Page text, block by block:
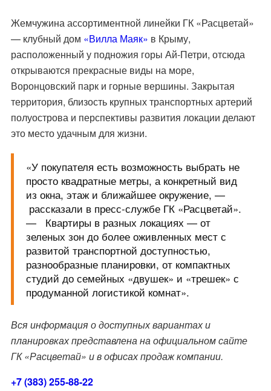
Жемчужина ассортиментной линейки ГК «Расцветай»
— клубный дом «Вилла Маяк» в Крыму,
расположенный у подножия горы Ай-Петри, отсюда
открываются прекрасные виды на море,
Воронцовский парк и горные вершины. Закрытая
территория, близость крупных транспортных артерий
полуострова и перспективы развития локации делают
это место удачным для жизни.
«У покупателя есть возможность выбрать не
просто квадратные метры, а конкретный вид
из окна, этаж и ближайшее окружение, —
рассказали в пресс-службе ГК «Расцветай».
— Квартиры в разных локациях — от
зеленых зон до более оживленных мест с
развитой транспортной доступностью,
разнообразные планировки, от компактных
студий до семейных «двушек» и «трешек» с
продуманной логистикой комнат».
Вся информация о доступных вариантах и
планировках представлена на официальном сайте
ГК «Расцветай» и в офисах продаж компании.
+7 (383) 255-88-22